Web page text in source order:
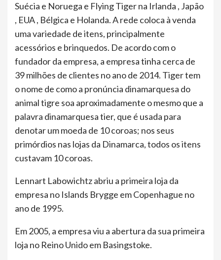
Suécia e Noruega e Flying Tiger na Irlanda , Japão
, EUA , Bélgica e Holanda. A rede coloca à venda
uma variedade de itens, principalmente
acessórios e brinquedos. De acordo com o
fundador da empresa, a empresa tinha cerca de
39 milhões de clientes no ano de 2014. Tiger tem
o nome de como a pronúncia dinamarquesa do
animal tigre soa aproximadamente o mesmo que a
palavra dinamarquesa tier, que é usada para
denotar um moeda de 10 coroas; nos seus
primórdios nas lojas da Dinamarca, todos os itens
custavam 10 coroas.
Lennart Labowichtz abriu a primeira loja da
empresa no Islands Brygge em Copenhague no
ano de 1995.
Em 2005, a empresa viu a abertura da sua primeira
loja no Reino Unido em Basingstoke.